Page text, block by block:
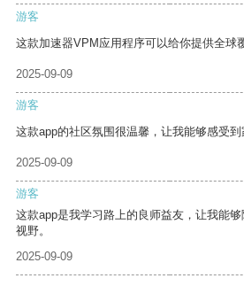
游客
这款加速器VPM应用程序可以给你提供全球
2025-09-09
游客
这款app的社区氛围很温馨，让我能够感受到
2025-09-09
游客
这款app是我学习路上的良师益友，让我能
视野。
2025-09-09